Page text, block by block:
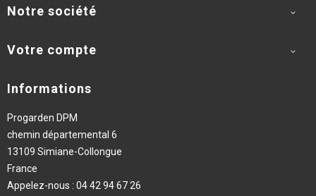
Notre société 
Votre compte 
Informations
Progarden DPM
chemin départemental 6
13109 Simiane-Collongue
France
Appelez-nous : 04 42 94 67 26